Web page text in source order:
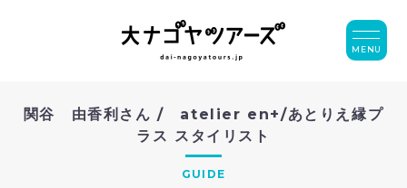
関谷 由香利さん / atelier en+/あとりえ縁プ
ラス スタイリスト
GUIDE
MENU